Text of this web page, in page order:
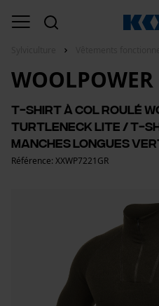
WOOLPOWER
T-shirt à col roulé
Turtleneck Lite / T-
manches longues
Référence: XXWP7221GR